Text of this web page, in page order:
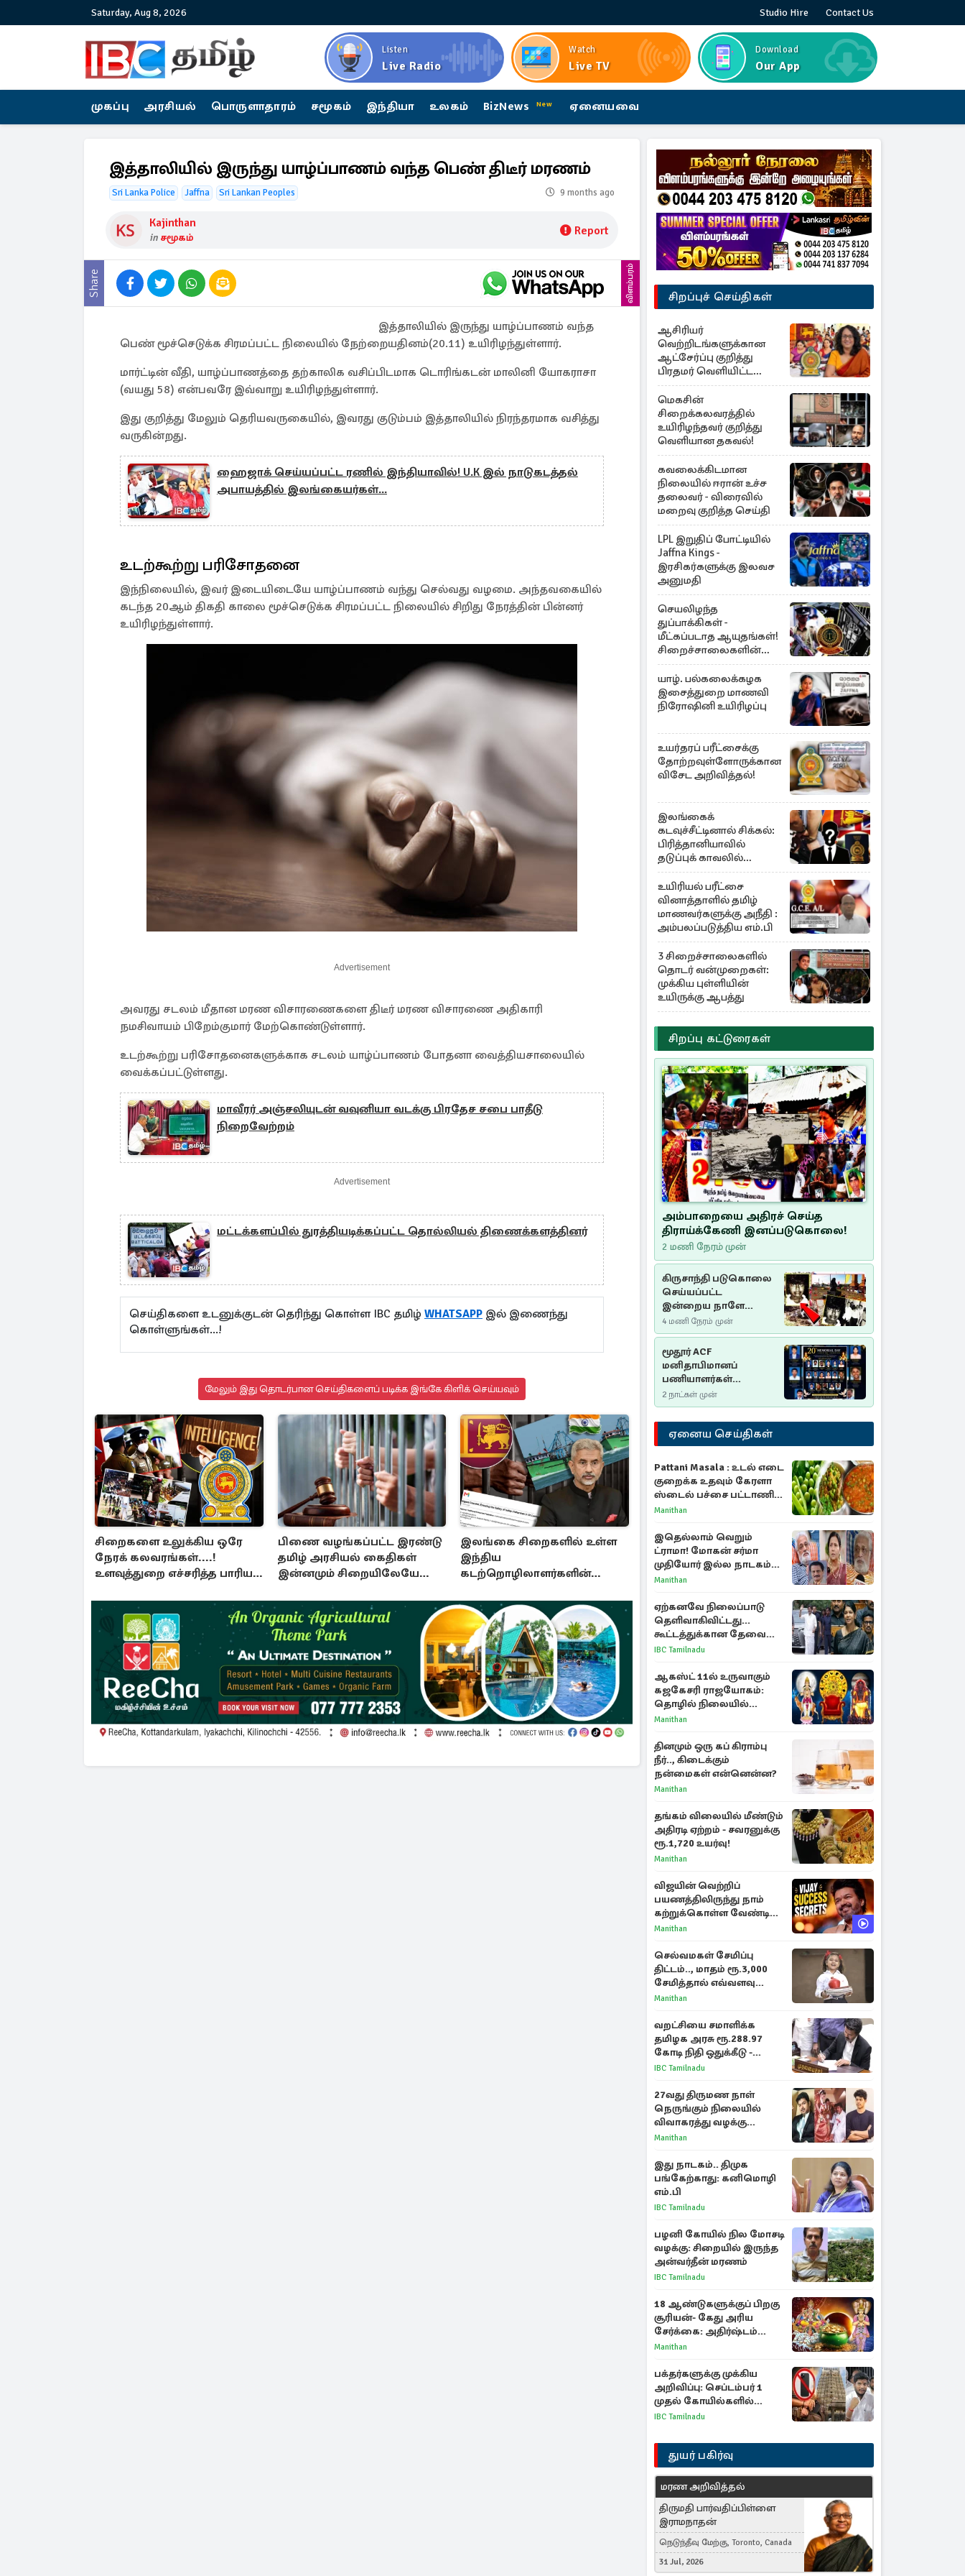
Saturday, Aug 8, 2026 Studio Hire Contact Us
Listen
Live Radio
Watch
Live TV
Download
Our App
முகப்பு அரசியல் பொருளாதாரம் சமூகம் இந்தியா உலகம் BizNews New ஏனையவை
இத்தாலியில் இருந்து யாழ்ப்பாணம் வந்த பெண் திடீர் மரணம்
Sri Lanka Police Jaffna Sri Lankan Peoples 9 months ago
Kajinthan
in சமூகம் Report
Share விளம்பரம்
இத்தாலியில் இருந்து யாழ்ப்பாணம் வந்த
பெண் மூச்செடுக்க சிரமப்பட்ட நிலையில் நேற்றையதினம்(20.11) உயிரிழந்துள்ளார்.
மார்ட்டின் வீதி, யாழ்ப்பாணத்தை தற்காலிக வசிப்பிடமாக டொரிங்கடன் மாலினி யோகராசா
(வயது 58) என்பவரே இவ்வாறு உயிரிழந்துள்ளார்.
இது குறித்து மேலும் தெரியவருகையில், இவரது குடும்பம் இத்தாலியில் நிரந்தரமாக வசித்து
வருகின்றது.
ஹைஜாக் செய்யப்பட்ட ரணில் இந்தியாவில்! U.K இல் நாடுகடத்தல்
அபாயத்தில் இலங்கையர்கள்...
உடற்கூற்று பரிசோதனை
இந்நிலையில், இவர் இடையிடையே யாழ்ப்பாணம் வந்து செல்வது வழமை. அந்தவகையில்
கடந்த 20ஆம் திகதி காலை மூச்செடுக்க சிரமப்பட்ட நிலையில் சிறிது நேரத்தின் பின்னர்
உயிரிழந்துள்ளார்.
Advertisement
அவரது சடலம் மீதான மரண விசாரணைகளை திடீர் மரண விசாரணை அதிகாரி
நமசிவாயம் பிறேம்குமார் மேற்கொண்டுள்ளார்.
உடற்கூற்று பரிசோதனைகளுக்காக சடலம் யாழ்ப்பாணம் போதனா வைத்தியசாலையில்
வைக்கப்பட்டுள்ளது.
மாவீரர் அஞ்சலியுடன் வவுனியா வடக்கு பிரதேச சபை பாதீடு
நிறைவேற்றம்
Advertisement
மட்டக்களப்பில் துரத்தியடிக்கப்பட்ட தொல்லியல் திணைக்களத்தினர்
செய்திகளை உடனுக்குடன் தெரிந்து கொள்ள IBC தமிழ் WHATSAPP இல் இணைந்து
கொள்ளுங்கள்...!
மேலும் இது தொடர்பான செய்திகளைப் படிக்க இங்கே கிளிக் செய்யவும்
சிறைகளை உலுக்கிய ஒரே
நேரக் கலவரங்கள்....!
உளவுத்துறை எச்சரித்த பாரிய
பிணை வழங்கப்பட்ட இரண்டு
தமிழ் அரசியல் கைதிகள்
இன்னமும் சிறையிலேயே
இலங்கை சிறைகளில் உள்ள
இந்திய
கடற்றொழிலாளர்களின்
கோரிக்கை!
சிறப்புச் செய்திகள்
ஆசிரியர்
வெற்றிடங்களுக்கான
ஆட்சேர்ப்பு குறித்து
பிரதமர் வெளியிட்ட
அறிவிப்பு
மெகசின்
சிறைக்கலவரத்தில்
உயிரிழந்தவர் குறித்து
வெளியான தகவல்!
கவலைக்கிடமான
நிலையில் ஈரான் உச்ச
தலைவர் - விரைவில்
மறைவு குறித்த செய்தி
LPL இறுதிப் போட்டியில்
Jaffna Kings -
இரசிகர்களுக்கு இலவச
அனுமதி
செயலிழந்த
துப்பாக்கிகள் -
மீட்கப்படாத ஆயுதங்கள்!
சிறைச்சாலைகளின்
பாதுகாப்பில் பாரிய
அச்சுறுத்தல்
யாழ். பல்கலைக்கழக
இசைத்துறை மாணவி
நிரோஷினி உயிரிழப்பு
உயர்தரப் பரீட்சைக்கு
தோற்றவுள்ளோருக்கான
விசேட அறிவித்தல்!
இலங்கைக்
கடவுச்சீட்டினால் சிக்கல்:
பிரித்தானியாவில்
தடுப்புக் காவலில்
முன்னாள் எம்.பி!
உயிரியல் பரீட்சை
வினாத்தாளில் தமிழ்
மாணவர்களுக்கு அநீதி :
அம்பலப்படுத்திய எம்.பி
3 சிறைச்சாலைகளில்
தொடர் வன்முறைகள்:
முக்கிய புள்ளியின்
உயிருக்கு ஆபத்து
சிறப்பு கட்டுரைகள்
அம்பாறையை அதிரச் செய்த
திராய்க்கேணி இனப்படுகொலை!
2 மணி நேரம் முன்
கிருசாந்தி படுகொலை
செய்யப்பட்ட
இன்றைய நாளே
செம்மணி
இனப்படுகொலை
தினம்…!
4 மணி நேரம் முன்
மூதூர் ACF
மனிதாபிமானப்
பணியாளர்கள்
படுகொலை (2006): 20
ஆண்டுகளாகியும் நீதி
மறுக்கப்பட்ட
மனிதாபிமானப்
பேரவலம்
2 நாட்கள் முன்
ஏனைய செய்திகள்
Pattani Masala : உடல் எடை
குறைக்க உதவும் கேரளா
ஸ்டைல் பச்சை பட்டாணி
கிரேவி
Manithan
இதெல்லாம் வெறும்
ட்ராமா! மோகன் சர்மா
முதியோர் இல்ல நாடகம்
குறித்து குட்டி பத்மினி
Manithan
ஏற்கனவே நிலைப்பாடு
தெளிவாகிவிட்டது...
கூட்டத்துக்கான தேவை
என்ன? - கனிமொழி
IBC Tamilnadu
ஆகஸ்ட் 11ல் உருவாகும்
கஜகேசரி ராஜயோகம்:
தொழில் நிலையில்
அதிர்ஷ்டம் பெறும் 3
Manithan
தினமும் ஒரு கப் கிராம்பு
நீர்.., கிடைக்கும்
நன்மைகள் என்னென்ன?
Manithan
தங்கம் விலையில் மீண்டும்
அதிரடி ஏற்றம் - சவரனுக்கு
ரூ.1,720 உயர்வு!
Manithan
விஜயின் வெற்றிப்
பயணத்திலிருந்து நாம்
கற்றுக்கொள்ள வேண்டிய
முக்கிய 3 விடயங்கள்!
Manithan
செல்வமகள் சேமிப்பு
திட்டம்.., மாதம் ரூ.3,000
சேமித்தால் எவ்வளவு
கிடைக்கும்?
Manithan
வறட்சியை சமாளிக்க
தமிழக அரசு ரூ.288.97
கோடி நிதி ஒதுக்கீடு -
வெளியான அரசாணை
IBC Tamilnadu
27வது திருமண நாள்
நெருங்கும் நிலையில்
விவாகரத்து வழக்கு
வாபஸ்! விஜய்யுடன்
Manithan
இது நாடகம்.. திமுக
பங்கேற்காது: கனிமொழி
எம்.பி
IBC Tamilnadu
பழனி கோயில் நில மோசடி
வழக்கு: சிறையில் இருந்த
அன்வர்தீன் மரணம்
IBC Tamilnadu
18 ஆண்டுகளுக்குப் பிறகு
சூரியன்- கேது அரிய
சேர்க்கை: அதிர்ஷ்டம்
பெறும் 3 ராசிகள்!
Manithan
பக்தர்களுக்கு முக்கிய
அறிவிப்பு: செப்டம்பர் 1
முதல் கோயில்களில்
மொபைலுக்கு தடை!
IBC Tamilnadu
துயர் பகிர்வு
மரண அறிவித்தல்
திருமதி பார்வதிப்பிள்ளை
இராமநாதன்
நெடுந்தீவு மேற்கு, Toronto, Canada
31 Jul, 2026